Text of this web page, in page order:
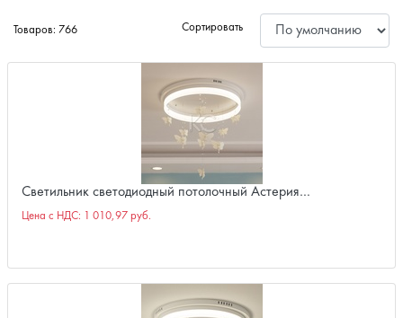
Товаров: 766 Сортировать
Светильник светодиодный потолочный Астерия…
Цена с НДС: 1 010,97 руб.